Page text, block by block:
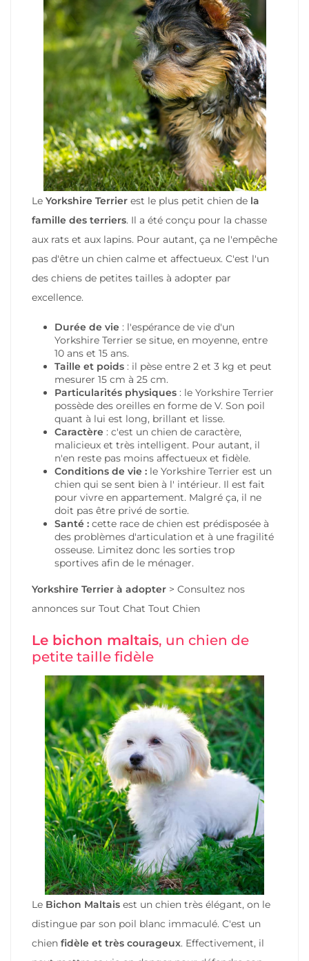
Le Yorkshire Terrier est le plus petit chien de la
famille des terriers. Il a été conçu pour la chasse
aux rats et aux lapins. Pour autant, ça ne l'empêche
pas d'être un chien calme et affectueux. C'est l'un
des chiens de petites tailles à adopter par
excellence.
Durée de vie : l'espérance de vie d'un
Yorkshire Terrier se situe, en moyenne, entre
10 ans et 15 ans.
Taille et poids: il pèse entre 2 et 3 kg et peut
mesurer 15 cm à 25 cm.
Particularités physiques: le Yorkshire Terrier
possède des oreilles en forme de V. Son poil
quant à lui est long, brillant et lisse.
Caractère : c'est un chien de caractère,
malicieux et très intelligent. Pour autant, il
n'en reste pas moins affectueux et fidèle.
Conditions de vie : le Yorkshire Terrier est un
chien qui se sent bien à l' intérieur. Il est fait
pour vivre en appartement. Malgré ça, il ne
doit pas être privé de sortie.
Santé : cette race de chien est prédisposée à
des problèmes d'articulation et à une fragilité
osseuse. Limitez donc les sorties trop
sportives afin de le ménager.
Yorkshire Terrier à adopter > Consultez nos
annonces sur Tout Chat Tout Chien
Le bichon maltais, un chien de
petite taille fidèle
Le Bichon Maltais est un chien très élégant, on le
distingue par son poil blanc immaculé. C'est un
chien fidèle et très courageux. Effectivement, il